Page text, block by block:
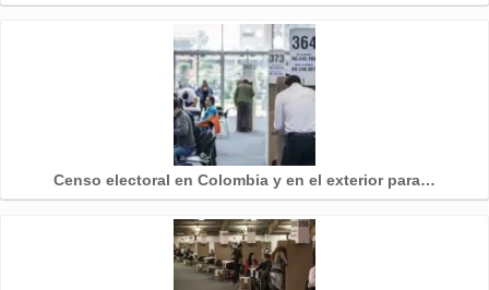
Censo electoral en Colombia y en el exterior para…